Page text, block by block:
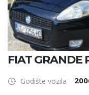
FIAT GRANDE
Godište vozila